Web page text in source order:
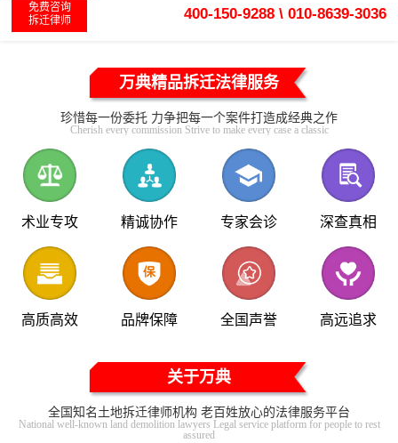
免费咨询
拆迁律师
400-150-9288 \ 010-8639-3036
万典精品拆迁法律服务
珍惜每一份委托 力争把每一个案件打造成经典之作
Cherish every commission Strive to make every case a classic
术业专攻 精诚协作 专家会诊 深查真相
高质高效 品牌保障 全国声誉 高远追求
关于万典
全国知名土地拆迁律师机构 老百姓放心的法律服务平台
National well-known land demolition lawyers Legal service platform for people to rest
assured